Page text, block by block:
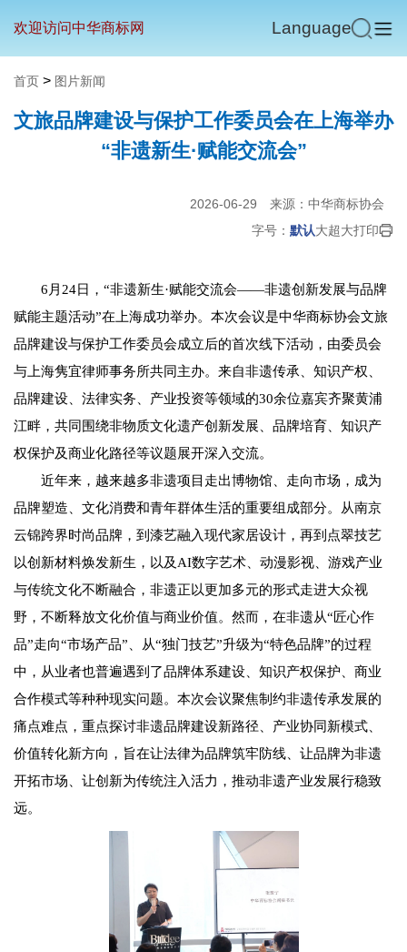
欢迎访问中华商标网 Language
首页 > 图片新闻
文旅品牌建设与保护工作委员会在上海举办
“非遗新生·赋能交流会”
2026-06-29
来源：中华商标协会
字号： 默认大超大打印
6月24日，“非遗新生·赋能交流会——非遗创新发展与品牌
赋能主题活动”在上海成功举办。本次会议是中华商标协会文旅
品牌建设与保护工作委员会成立后的首次线下活动，由委员会
与上海隽宜律师事务所共同主办。来自非遗传承、知识产权、
品牌建设、法律实务、产业投资等领域的30余位嘉宾齐聚黄浦
江畔，共同围绕非物质文化遗产创新发展、品牌培育、知识产
权保护及商业化路径等议题展开深入交流。
近年来，越来越多非遗项目走出博物馆、走向市场，成为
品牌塑造、文化消费和青年群体生活的重要组成部分。从南京
云锦跨界时尚品牌，到漆艺融入现代家居设计，再到点翠技艺
以创新材料焕发新生，以及AI数字艺术、动漫影视、游戏产业
与传统文化不断融合，非遗正以更加多元的形式走进大众视
野，不断释放文化价值与商业价值。然而，在非遗从“匠心作
品”走向“市场产品”、从“独门技艺”升级为“特色品牌”的过程
中，从业者也普遍遇到了品牌体系建设、知识产权保护、商业
合作模式等种种现实问题。本次会议聚焦制约非遗传承发展的
痛点难点，重点探讨非遗品牌建设新路径、产业协同新模式、
价值转化新方向，旨在让法律为品牌筑牢防线、让品牌为非遗
开拓市场、让创新为传统注入活力，推动非遗产业发展行稳致
远。